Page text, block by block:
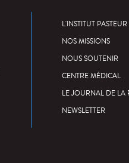
L'INSTITUT PASTEUR
NOS MISSIONS
NOUS SOUTENIR
CENTRE MÉDICAL
LE JOURNAL DE LA
NEWSLETTER